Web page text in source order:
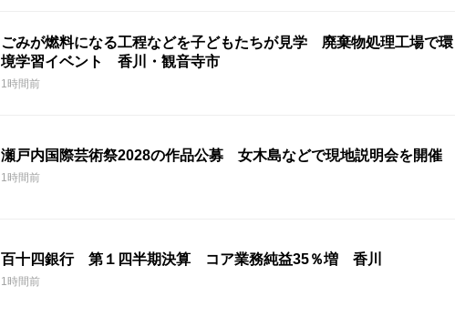
ごみが燃料になる工程などを子どもたちが見学 廃棄物処理工場で環
境学習イベント 香川・観音寺市
1時間前
瀬戸内国際芸術祭2028の作品公募 女木島などで現地説明会を開催
1時間前
百十四銀行 第１四半期決算 コア業務純益35％増 香川
1時間前